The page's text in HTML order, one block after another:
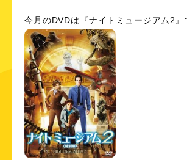
今月のDVDは『ナイトミュージアム2』